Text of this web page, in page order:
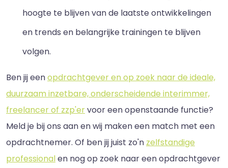
hoogte te blijven van de laatste ontwikkelingen
en trends en belangrijke trainingen te blijven
volgen.
Ben jij eenopdrachtgever en op zoek naar de ideale,
duurzaam inzetbare, onderscheidende interimmer,
freelancer of zzp'ervoor een openstaande functie?
Meld je bij ons aan en wij maken een match met een
opdrachtnemer. Of ben jij juist zo'n zelfstandige
professionalen nog op zoek naar een opdrachtgever